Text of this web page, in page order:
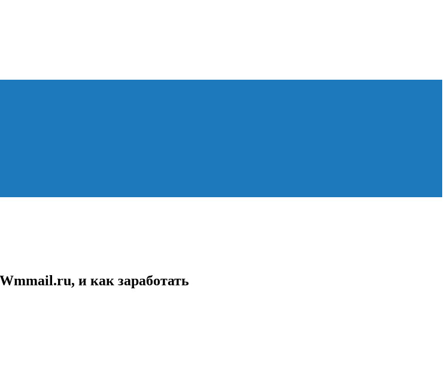
и как заработать